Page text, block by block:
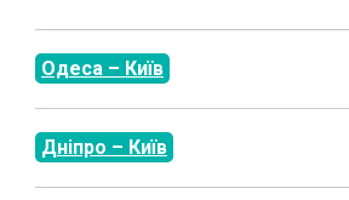
Одеса – Київ
Дніпро – Київ